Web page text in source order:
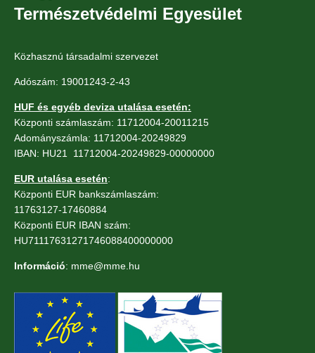
Természetvédelmi Egyesület
Közhasznú társadalmi szervezet
Adószám: 19001243-2-43
HUF és egyéb deviza utalása esetén:
Központi számlaszám: 11712004-20011215
Adományszámla: 11712004-20249829
IBAN: HU21 11712004-20249829-00000000
EUR utalása esetén:
Központi EUR bankszámlaszám:
11763127-17460884
Központi EUR IBAN szám:
HU71117631271746088400000000
Információ: mme@mme.hu